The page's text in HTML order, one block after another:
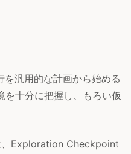
汎用的な計画から始める
を十分に把握し、もろい仮
、Exploration Checkpoint